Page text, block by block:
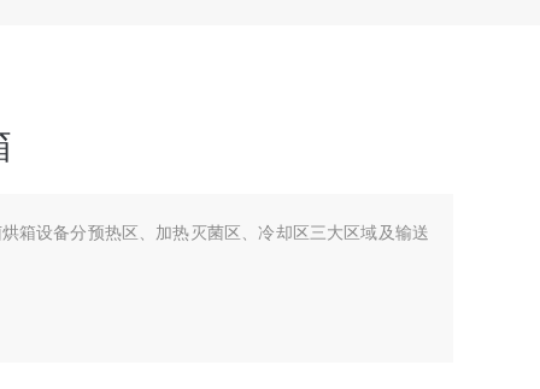
箱设备分预热区、加热灭菌区、冷却区三大区域及输送